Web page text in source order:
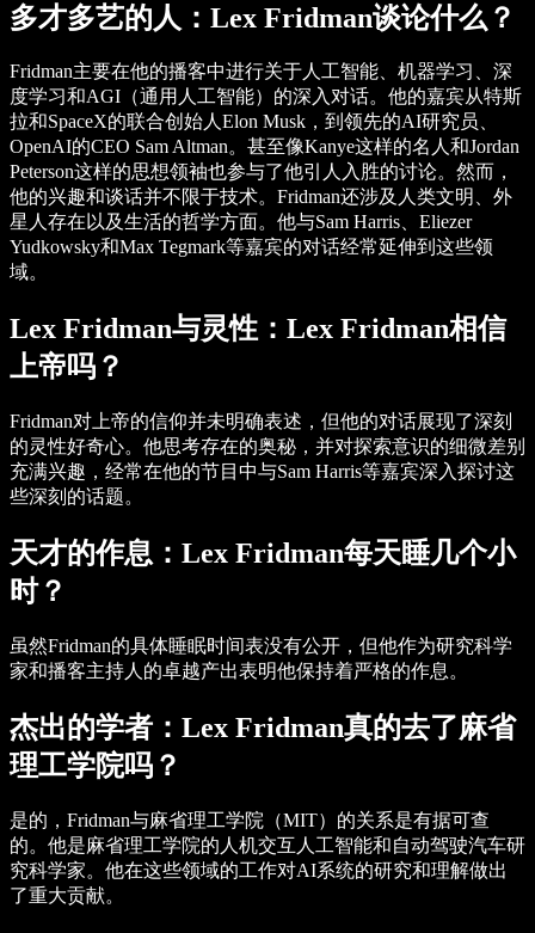
多才多艺的人：Lex Fridman谈论什么？
Fridman主要在他的播客中进行关于人工智能、机器学习、深
度学习和AGI（通用人工智能）的深入对话。他的嘉宾从特斯
拉和SpaceX的联合创始人Elon Musk，到领先的AI研究员、
OpenAI的CEO Sam Altman。甚至像Kanye这样的名人和Jordan
Peterson这样的思想领袖也参与了他引人入胜的讨论。然而，
他的兴趣和谈话并不限于技术。Fridman还涉及人类文明、外
星人存在以及生活的哲学方面。他与Sam Harris、Eliezer
Yudkowsky和Max Tegmark等嘉宾的对话经常延伸到这些领
域。
Lex Fridman与灵性：Lex Fridman相信
上帝吗？
Fridman对上帝的信仰并未明确表述，但他的对话展现了深刻
的灵性好奇心。他思考存在的奥秘，并对探索意识的细微差别
充满兴趣，经常在他的节目中与Sam Harris等嘉宾深入探讨这
些深刻的话题。
天才的作息：Lex Fridman每天睡几个小
时？
虽然Fridman的具体睡眠时间表没有公开，但他作为研究科学
家和播客主持人的卓越产出表明他保持着严格的作息。
杰出的学者：Lex Fridman真的去了麻省
理工学院吗？
是的，Fridman与麻省理工学院（MIT）的关系是有据可查
的。他是麻省理工学院的人机交互人工智能和自动驾驶汽车研
究科学家。他在这些领域的工作对AI系统的研究和理解做出
了重大贡献。